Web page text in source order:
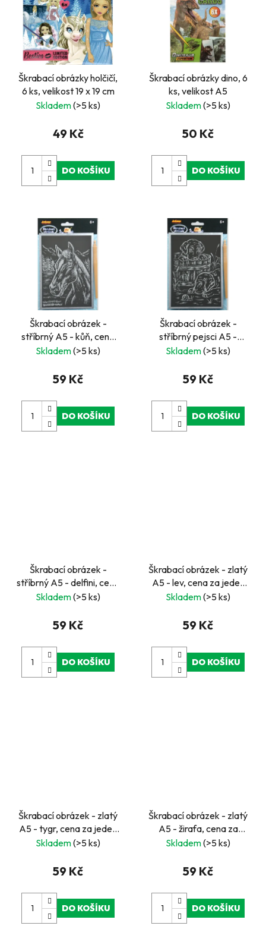
Škrabací obrázky holčičí,
6 ks, velikost 19 x 19 cm
Skladem(>5 ks)
49 Kč
DO KOŠÍKU
Škrabací obrázky dino, 6
ks, velikost A5
Skladem(>5 ks)
50 Kč
DO KOŠÍKU
Škrabací obrázek -
stříbrný A5 - kůň, cena
za jeden ks, v boxu 24 ks
Skladem(>5 ks)
59 Kč
DO KOŠÍKU
Škrabací obrázek -
stříbrný pejsci A5 -
pejsci, cena za jeden ks,
Skladem(>5 ks)
59 Kč
DO KOŠÍKU
Škrabací obrázek -
stříbrný A5 - delfini, cena
za jeden ks, v boxu 24 ks
Skladem(>5 ks)
59 Kč
DO KOŠÍKU
Škrabací obrázek - zlatý
A5 - lev, cena za jeden
ks, v boxu 24 ks
Skladem(>5 ks)
59 Kč
DO KOŠÍKU
Škrabací obrázek - zlatý
A5 - tygr, cena za jeden
ks, v boxu 24 ks
Skladem(>5 ks)
59 Kč
DO KOŠÍKU
Škrabací obrázek - zlatý
A5 - žirafa, cena za
jeden ks, v boxu 24 ks
Skladem(>5 ks)
59 Kč
DO KOŠÍKU